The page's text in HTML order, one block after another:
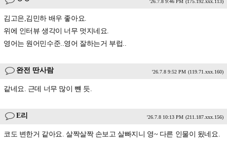
'26.7.8 9:46 PM (175.192.xxx.113)
김고은,김민하 배우 좋아요.
위에 인터뷰 생각이 너무 멋지네요.
영어는 원어민수준..영어 잘하는거 부럽..
완전 딴사람 '26.7.8 9:52 PM (119.71.xxx.160)
같네요. 근데 너무 많이 뺸 듯.
E리 '26.7.8 10:13 PM (211.187.xxx.156)
코도 변한거 같아요. 살짝살짝 손보고 살빠지니 영~ 다른 인물이 됬네요.